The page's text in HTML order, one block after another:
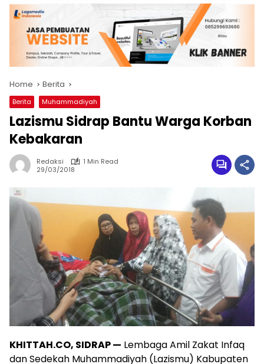
Home Berita
Berita Muhammadiyah
Lazismu Sidrap Bantu Warga Korban
Kebakaran
Redaksi
1 Min Read
29/03/2018
KHITTAH.CO, SIDRAP — Lembaga Amil Zakat Infaq
dan Sedekah Muhammadiyah (Lazismu) Kabupaten